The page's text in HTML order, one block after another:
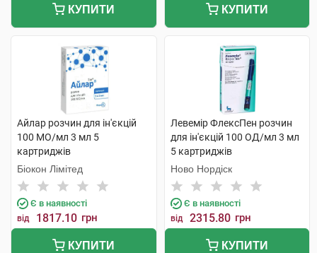
КУПИТИ КУПИТИ
Айлар розчин для ін'єкцій
100 МО/мл 3 мл 5
картриджів
Біокон Лімітед
Є в наявності
від 1817.10 грн
КУПИТИ
Левемір ФлексПен розчин
для ін'єкцій 100 ОД/мл 3 мл
5 картриджів
Ново Нордіск
Є в наявності
від 2315.80 грн
КУПИТИ